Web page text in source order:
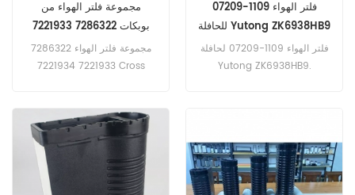
مجموعة فلتر الهواء من
بوبكات 7286322 7221933
7221934 مجموعة فلتر الهواء 7286322
7221933 7221934 Cross
P636750 لـ Bobcat S450،
S510، S530، S550، S570.
فلتر الهواء 1109-07209
للحافلة Yutong ZK6938HB9
فلتر الهواء 1109-07209 لحافلة
Yutong ZK6938HB9.